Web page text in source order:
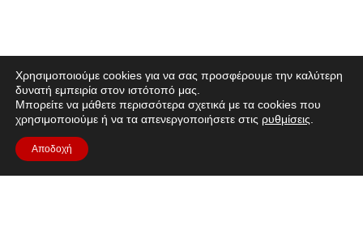
Χρησιμοποιούμε cookies για να σας προσφέρουμε την καλύτερη
δυνατή εμπειρία στον ιστότοπό μας.
Μπορείτε να μάθετε περισσότερα σχετικά με τα cookies που
χρησιμοποιούμε ή να τα απενεργοποιήσετε στις ρυθμίσεις
Αποδοχή